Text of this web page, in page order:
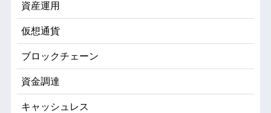
資産運用
仮想通貨
ブロックチェーン
資金調達
キャッシュレス